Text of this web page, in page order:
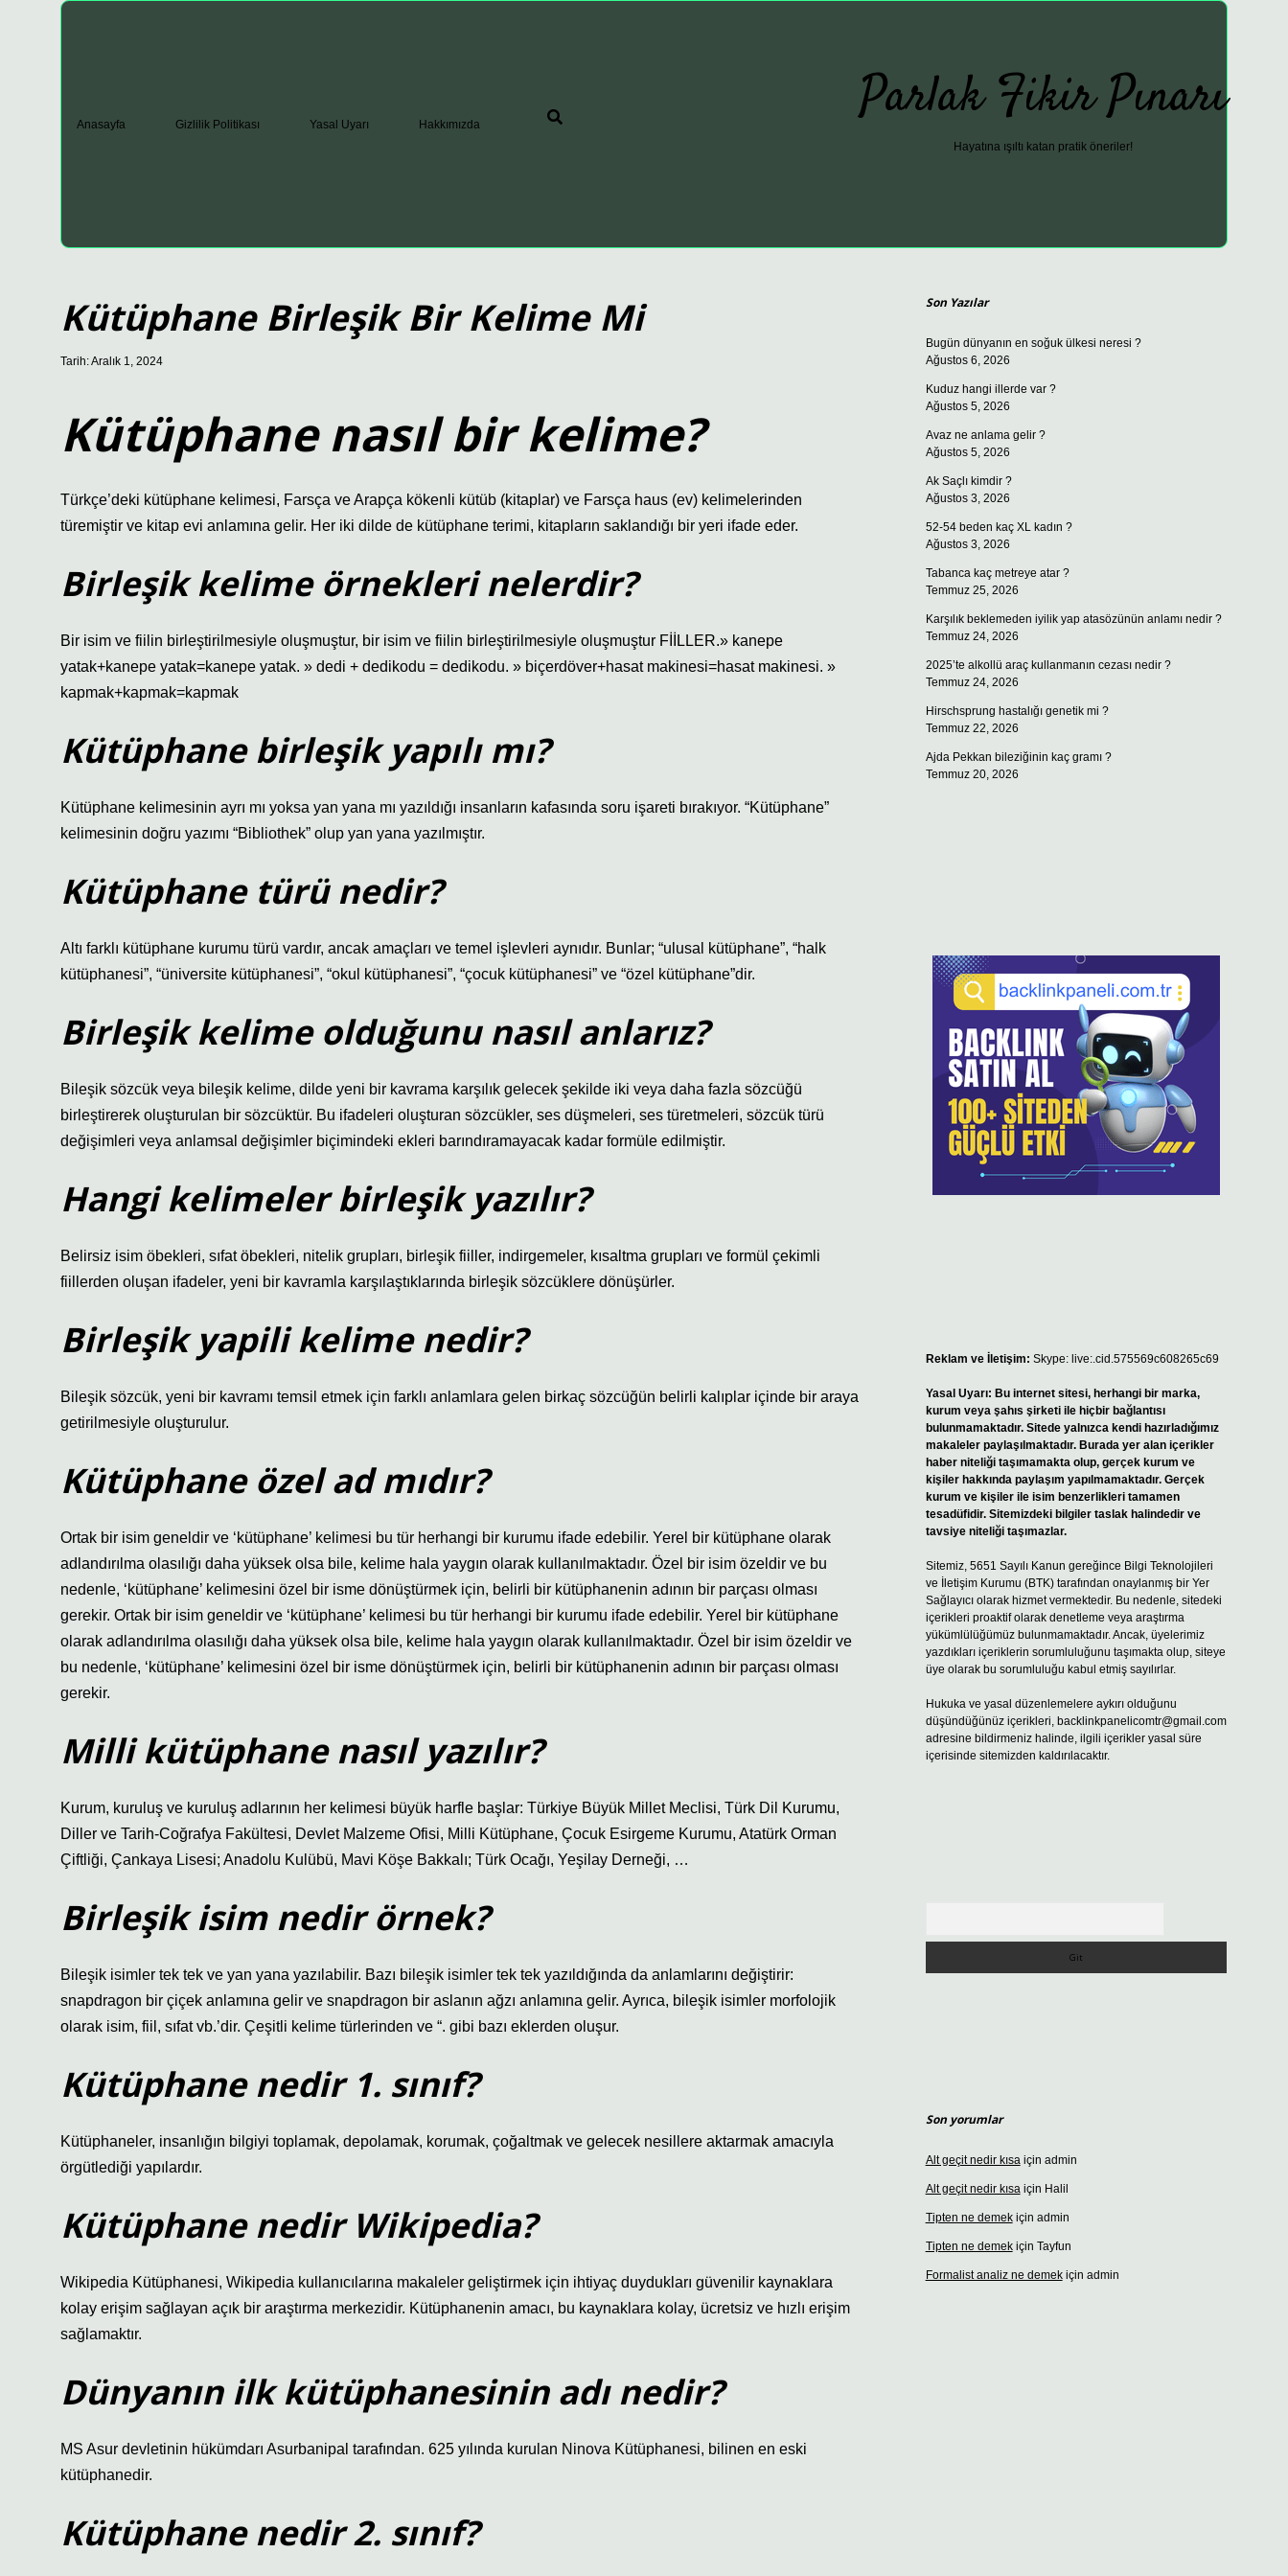
Anasayfa Gizlilik Politikası Yasal Uyarı Hakkımızda Parlak Fikir Pınarı
Hayatına ışıltı katan pratik öneriler!
Kütüphane Birleşik Bir Kelime Mi
Tarih: Aralık 1, 2024
Kütüphane nasıl bir kelime?
Türkçe’deki kütüphane kelimesi, Farsça ve Arapça kökenli kütüb (kitaplar) ve Farsça haus (ev) kelimelerinden
türemiştir ve kitap evi anlamına gelir. Her iki dilde de kütüphane terimi, kitapların saklandığı bir yeri ifade eder.
Birleşik kelime örnekleri nelerdir?
Bir isim ve fiilin birleştirilmesiyle oluşmuştur, bir isim ve fiilin birleştirilmesiyle oluşmuştur FİİLLER.» kanepe
yatak+kanepe yatak=kanepe yatak. » dedi + dedikodu = dedikodu. » biçerdöver+hasat makinesi=hasat makinesi. »
kapmak+kapmak=kapmak
Kütüphane birleşik yapılı mı?
Kütüphane kelimesinin ayrı mı yoksa yan yana mı yazıldığı insanların kafasında soru işareti bırakıyor. “Kütüphane”
kelimesinin doğru yazımı “Bibliothek” olup yan yana yazılmıştır.
Kütüphane türü nedir?
Altı farklı kütüphane kurumu türü vardır, ancak amaçları ve temel işlevleri aynıdır. Bunlar; “ulusal kütüphane”, “halk
kütüphanesi”, “üniversite kütüphanesi”, “okul kütüphanesi”, “çocuk kütüphanesi” ve “özel kütüphane”dir.
Birleşik kelime olduğunu nasıl anlarız?
Bileşik sözcük veya bileşik kelime, dilde yeni bir kavrama karşılık gelecek şekilde iki veya daha fazla sözcüğü
birleştirerek oluşturulan bir sözcüktür. Bu ifadeleri oluşturan sözcükler, ses düşmeleri, ses türetmeleri, sözcük türü
değişimleri veya anlamsal değişimler biçimindeki ekleri barındıramayacak kadar formüle edilmiştir.
Hangi kelimeler birleşik yazılır?
Belirsiz isim öbekleri, sıfat öbekleri, nitelik grupları, birleşik fiiller, indirgemeler, kısaltma grupları ve formül çekimli
fiillerden oluşan ifadeler, yeni bir kavramla karşılaştıklarında birleşik sözcüklere dönüşürler.
Birleşik yapili kelime nedir?
Bileşik sözcük, yeni bir kavramı temsil etmek için farklı anlamlara gelen birkaç sözcüğün belirli kalıplar içinde bir araya
getirilmesiyle oluşturulur.
Kütüphane özel ad mıdır?
Ortak bir isim geneldir ve ‘kütüphane’ kelimesi bu tür herhangi bir kurumu ifade edebilir. Yerel bir kütüphane olarak
adlandırılma olasılığı daha yüksek olsa bile, kelime hala yaygın olarak kullanılmaktadır. Özel bir isim özeldir ve bu
nedenle, ‘kütüphane’ kelimesini özel bir isme dönüştürmek için, belirli bir kütüphanenin adının bir parçası olması
gerekir. Ortak bir isim geneldir ve ‘kütüphane’ kelimesi bu tür herhangi bir kurumu ifade edebilir. Yerel bir kütüphane
olarak adlandırılma olasılığı daha yüksek olsa bile, kelime hala yaygın olarak kullanılmaktadır. Özel bir isim özeldir ve
bu nedenle, ‘kütüphane’ kelimesini özel bir isme dönüştürmek için, belirli bir kütüphanenin adının bir parçası olması
gerekir.
Milli kütüphane nasıl yazılır?
Kurum, kuruluş ve kuruluş adlarının her kelimesi büyük harfle başlar: Türkiye Büyük Millet Meclisi, Türk Dil Kurumu,
Diller ve Tarih-Coğrafya Fakültesi, Devlet Malzeme Ofisi, Milli Kütüphane, Çocuk Esirgeme Kurumu, Atatürk Orman
Çiftliği, Çankaya Lisesi; Anadolu Kulübü, Mavi Köşe Bakkalı; Türk Ocağı, Yeşilay Derneği, …
Birleşik isim nedir örnek?
Bileşik isimler tek tek ve yan yana yazılabilir. Bazı bileşik isimler tek tek yazıldığında da anlamlarını değiştirir:
snapdragon bir çiçek anlamına gelir ve snapdragon bir aslanın ağzı anlamına gelir. Ayrıca, bileşik isimler morfolojik
olarak isim, fiil, sıfat vb.’dir. Çeşitli kelime türlerinden ve “. gibi bazı eklerden oluşur.
Kütüphane nedir 1. sınıf?
Kütüphaneler, insanlığın bilgiyi toplamak, depolamak, korumak, çoğaltmak ve gelecek nesillere aktarmak amacıyla
örgütlediği yapılardır.
Kütüphane nedir Wikipedia?
Wikipedia Kütüphanesi, Wikipedia kullanıcılarına makaleler geliştirmek için ihtiyaç duydukları güvenilir kaynaklara
kolay erişim sağlayan açık bir araştırma merkezidir. Kütüphanenin amacı, bu kaynaklara kolay, ücretsiz ve hızlı erişim
sağlamaktır.
Dünyanın ilk kütüphanesinin adı nedir?
MS Asur devletinin hükümdarı Asurbanipal tarafından. 625 yılında kurulan Ninova Kütüphanesi, bilinen en eski
kütüphanedir.
Kütüphane nedir 2. sınıf?
Son Yazılar
Bugün dünyanın en soğuk ülkesi neresi ?
Ağustos 6, 2026
Kuduz hangi illerde var ?
Ağustos 5, 2026
Avaz ne anlama gelir ?
Ağustos 5, 2026
Ak Saçlı kimdir ?
Ağustos 3, 2026
52-54 beden kaç XL kadın ?
Ağustos 3, 2026
Tabanca kaç metreye atar ?
Temmuz 25, 2026
Karşılık beklemeden iyilik yap atasözünün anlamı nedir ?
Temmuz 24, 2026
2025’te alkollü araç kullanmanın cezası nedir ?
Temmuz 24, 2026
Hirschsprung hastalığı genetik mi ?
Temmuz 22, 2026
Ajda Pekkan bileziğinin kaç gramı ?
Temmuz 20, 2026
Reklam ve İletişim: Skype: live:.cid.575569c608265c69
Yasal Uyarı: Bu internet sitesi, herhangi bir marka,
kurum veya şahıs şirketi ile hiçbir bağlantısı
bulunmamaktadır. Sitede yalnızca kendi hazırladığımız
makaleler paylaşılmaktadır. Burada yer alan içerikler
haber niteliği taşımamakta olup, gerçek kurum ve
kişiler hakkında paylaşım yapılmamaktadır. Gerçek
kurum ve kişiler ile isim benzerlikleri tamamen
tesadüfidir. Sitemizdeki bilgiler taslak halindedir ve
tavsiye niteliği taşımazlar.
Sitemiz, 5651 Sayılı Kanun gereğince Bilgi Teknolojileri
ve İletişim Kurumu (BTK) tarafından onaylanmış bir Yer
Sağlayıcı olarak hizmet vermektedir. Bu nedenle, sitedeki
içerikleri proaktif olarak denetleme veya araştırma
yükümlülüğümüz bulunmamaktadır. Ancak, üyelerimiz
yazdıkları içeriklerin sorumluluğunu taşımakta olup, siteye
üye olarak bu sorumluluğu kabul etmiş sayılırlar.
Hukuka ve yasal düzenlemelere aykırı olduğunu
düşündüğünüz içerikleri, backlinkpanelicomtr@gmail.com
adresine bildirmeniz halinde, ilgili içerikler yasal süre
içerisinde sitemizden kaldırılacaktır.
Son yorumlar
Alt geçit nedir kısaiçin admin
Alt geçit nedir kısaiçin Halil
Tipten ne demekiçin admin
Tipten ne demekiçin Tayfun
Formalist analiz ne demekiçin admin